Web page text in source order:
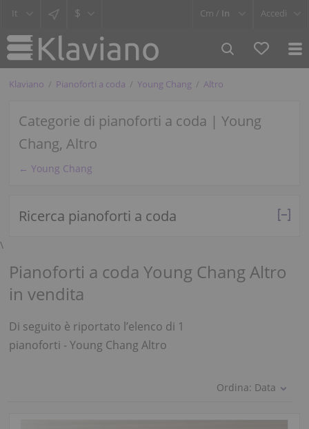
$ Cm / In Accedi
Klaviano Pianoforti a coda Young Chang Altro
Categorie di pianoforti a coda | Young
Chang, Altro
← Young Chang
Ricerca pianoforti a coda
\
Pianoforti a coda Young Chang Altro
in vendita
Di seguito è riportato l’elenco di 1
pianoforti - Young Chang Altro
Ordina: Data